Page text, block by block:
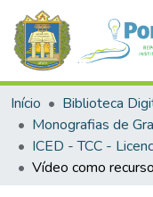
Início
Monografias de